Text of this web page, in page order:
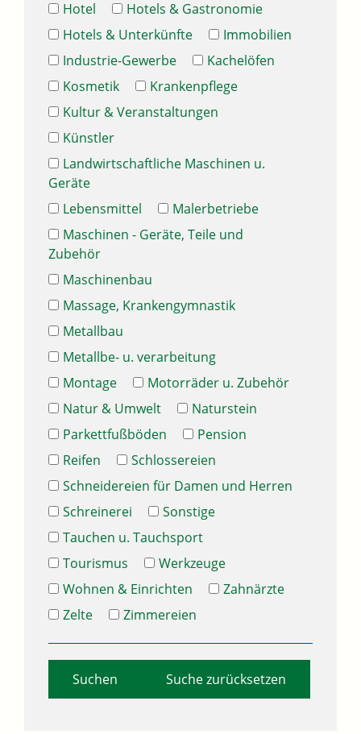
Hotel
Hotels & Gastronomie
Hotels & Unterkünfte
Immobilien
Industrie-Gewerbe
Kachelöfen
Kosmetik
Krankenpflege
Kultur & Veranstaltungen
Künstler
Landwirtschaftliche Maschinen u.
Geräte
Lebensmittel
Malerbetriebe
Maschinen - Geräte, Teile und
Zubehör
Maschinenbau
Massage, Krankengymnastik
Metallbau
Metallbe- u. verarbeitung
Montage
Motorräder u. Zubehör
Natur & Umwelt
Naturstein
Parkettfußböden
Pension
Reifen
Schlossereien
Schneidereien für Damen und Herren
Schreinerei
Sonstige
Tauchen u. Tauchsport
Tourismus
Werkzeuge
Wohnen & Einrichten
Zahnärzte
Zelte
Zimmereien
Suche zurücksetzen